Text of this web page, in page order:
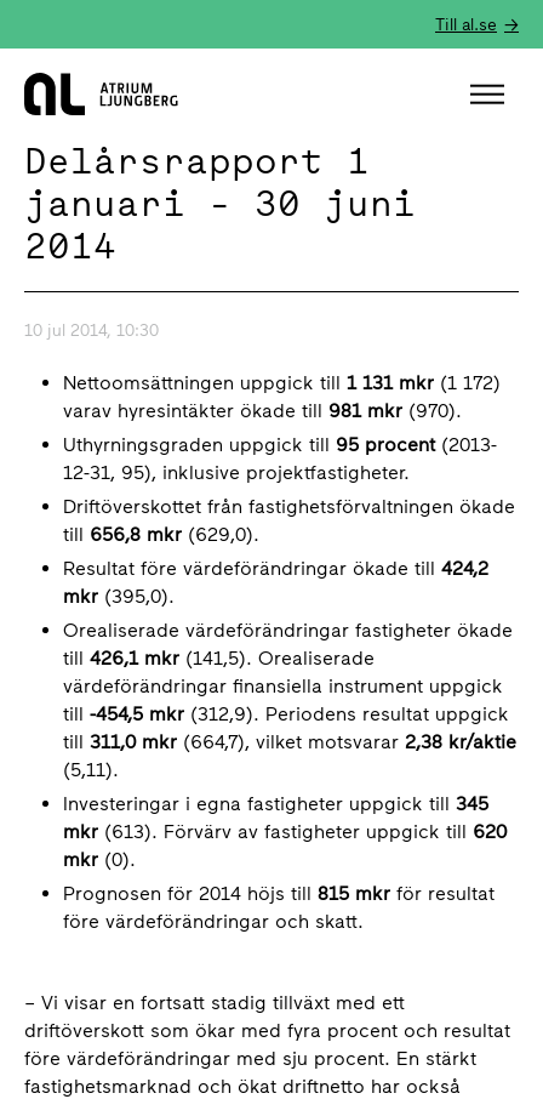
Till al.se
Hem
Delårsrapport 1
januari - 30 juni
2014
10 jul 2014, 10:30
Nettoomsättningen uppgick till 1 131 mkr (1 172)
varav hyresintäkter ökade till 981 mkr (970).
Uthyrningsgraden uppgick till 95 procent(2013-
12-31, 95), inklusive projektfastigheter.
Driftöverskottet från fastighetsförvaltningen ökade
till 656,8 mkr (629,0).
Resultat före värdeförändringar ökade till 424,2
mkr (395,0).
Orealiserade värdeförändringar fastigheter ökade
till 426,1 mkr (141,5). Orealiserade
värdeförändringar finansiella instrument uppgick
till -454,5 mkr (312,9). Periodens resultat uppgick
till 311,0 mkr (664,7), vilket motsvarar 2,38 kr/aktie
(5,11).
Investeringar i egna fastigheter uppgick till 345
mkr (613). Förvärv av fastigheter uppgick till 620
mkr (0).
Prognosen för 2014 höjs till 815 mkr för resultat
före värdeförändringar och skatt.
– Vi visar en fortsatt stadig tillväxt med ett
driftöverskott som ökar med fyra procent och resultat
före värdeförändringar med sju procent. En stärkt
fastighetsmarknad och ökat driftnetto har också